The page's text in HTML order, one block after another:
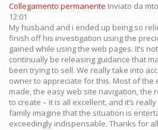
Collegamento permanente Inviato da
12:01
My husband and i ended up being so
finish off his investigation using the
gained while using the web pages. It’s
continually be releasing guidance that
been trying to sell. We really take into
owner to appreciate for this. Most of the
made, the easy web site navigation, the
to create – it is all excellent, and it’s
family imagine that the situation is
exceedingly indispensable. Thanks for